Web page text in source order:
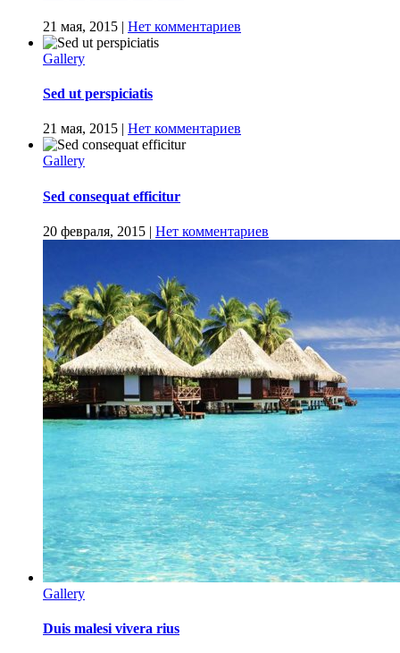
21 мая, 2015 | Нет комментариев
Gallery
Sed ut perspiciatis
21 мая, 2015 | Нет комментариев
Gallery
Sed consequat efficitur
20 февраля, 2015 | Нет комментариев
Gallery
Duis malesi vivera rius